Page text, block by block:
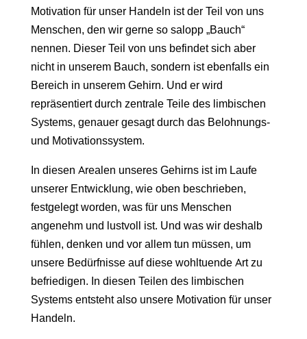
Motivation für unser Handeln ist der Teil von uns
Menschen, den wir gerne so salopp „Bauch“
nennen. Dieser Teil von uns befindet sich aber
nicht in unserem Bauch, sondern ist ebenfalls ein
Bereich in unserem Gehirn. Und er wird
repräsentiert durch zentrale Teile des limbischen
Systems, genauer gesagt durch das Belohnungs-
und Motivationssystem.
In diesen Arealen unseres Gehirns ist im Laufe
unserer Entwicklung, wie oben beschrieben,
festgelegt worden, was für uns Menschen
angenehm und lustvoll ist. Und was wir deshalb
fühlen, denken und vor allem tun müssen, um
unsere Bedürfnisse auf diese wohltuende Art zu
befriedigen. In diesen Teilen des limbischen
Systems entsteht also unsere Motivation für unser
Handeln.